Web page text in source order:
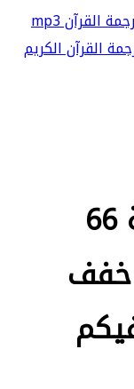
القرآن mp3
القرآن الكريم
تفسير و معنى الآية 66
خفف